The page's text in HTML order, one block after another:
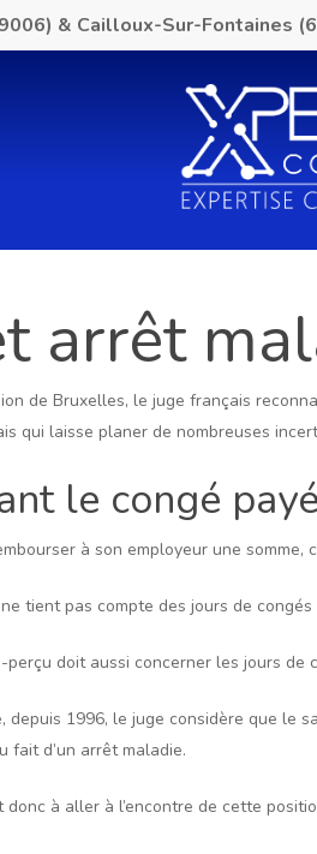
& Cailloux-Sur-Fontaines
arrêt
de Bruxelles, le juge français
qui laisse planer de nombreuses
le congé
à son employeur une
tient pas compte des jours de
perçu doit aussi concerner les jours
depuis 1996, le juge considère que
fait d’un arrêt maladie.
à aller à l’encontre de cette